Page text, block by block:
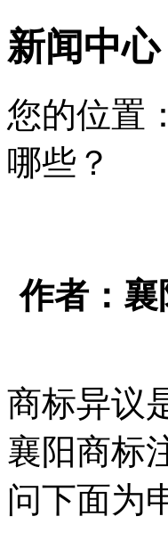
新闻中心
您的位置：
哪些？
作者：襄
商标异议
襄阳商标
问下面为